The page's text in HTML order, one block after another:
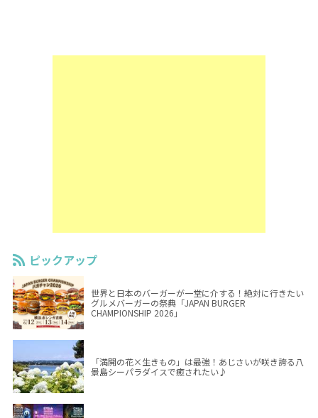
ピックアップ
世界と日本のバーガーが一堂に介する！絶対に行きたい
グルメバーガーの祭典「JAPAN BURGER
CHAMPIONSHIP 2026」
「満開の花×生きもの」は最強！あじさいが咲き誇る八
景島シーパラダイスで癒されたい♪